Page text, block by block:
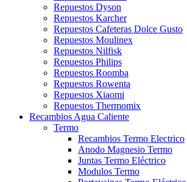
Repuestos Dyson
Repuestos Karcher
Repuestos Cafeteras Dolce Gusto
Repuestos Moulinex
Repuestos Nilfisk
Repuestos Philips
Repuestos Roomba
Repuestos Rowenta
Repuestos Xiaomi
Repuestos Thermomix
Recambios Agua Caliente
Termo
Recambios Termo Electrico
Anodo Magnesio Termo
Juntas Termo Eléctrico
Modulos Termo